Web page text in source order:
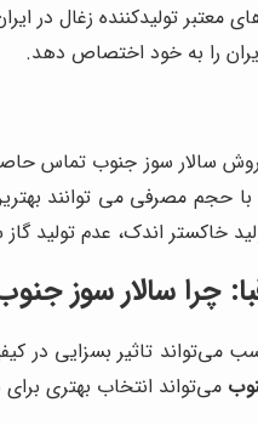
معتبر تولیدکننده زغال در
را به خود اختصاص دهد.
سالار سوز جنوب تماس
حجم مصرفی می توانند
خاکستر اندک، عدم تولید
چرا سالار سوز
می‌تواند تاثیر
می‌تواند انتخاب بهتری